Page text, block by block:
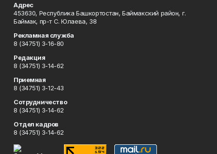
Адрес
453630, Республика Башкортостан, Баймакский район, г.
Баймак, пр-т С. Юлаева, 38
Рекламная служба
8 (34751) 3-16-80
Редакция
8 (34751) 3-14-62
Приемная
8 (34751) 3-12-43
Сотрудничество
8 (34751) 3-14-62
Отдел кадров
8 (34751) 3-14-62